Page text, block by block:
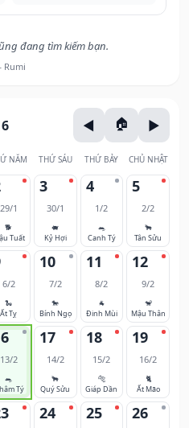
đang tìm kiếm bạn.
NĂM THỨ SÁU THỨ BẢY CHỦ NHẬT
29/1
🐕
Tuất
3
30/1
🐖
Kỷ Hợi
4
1/2
🐀
Canh Tý
5
2/2
🐂
Tân Sửu
6/2
🐍
Ất Tỵ
10
7/2
🐎
Bính Ngọ
11
8/2
🐐
Đinh Mùi
12
9/2
🐒
Mậu Thân
13/2
🐀
Tý
17
14/2
🐂
Quý Sửu
18
15/2
🐅
Giáp Dần
19
16/2
🐈
Ất Mão
24 25 26